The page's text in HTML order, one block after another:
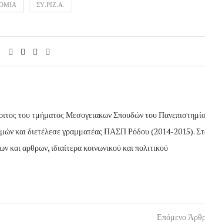
ΣΥ.ΡΙΖ.Α.
του τμήματος Μεσογειακων Σπουδών του
και διετέλεσε γραμματέας ΠΑΣΠ Ρόδου (2014-2015).
και αρθρων, ιδιαίτερα κοινωνικού και πολιτικού
Επόμενο